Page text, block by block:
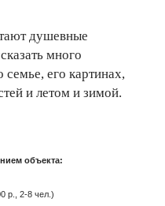
душевные
много
его картинах,
и летом и зимой.
объекта:
р., 2-8 чел.)